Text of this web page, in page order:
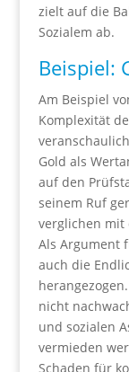
zielt auf die
Sozialem ab.
Beispiel:
Am Beispiel
Komplexität
Gold als
auf den
seinem Ruf
verglichen mit
Als Argument
auch die
nicht
und sozialen
vermieden
Schaden für